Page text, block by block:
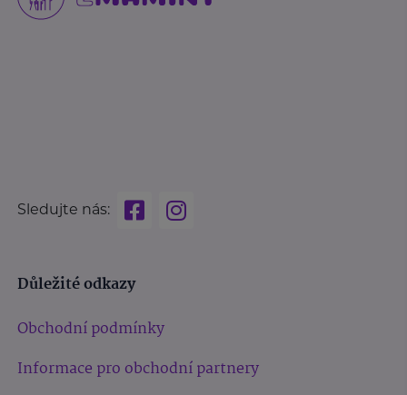
Sledujte nás:
Důležité odkazy
Obchodní podmínky
Informace pro obchodní partnery